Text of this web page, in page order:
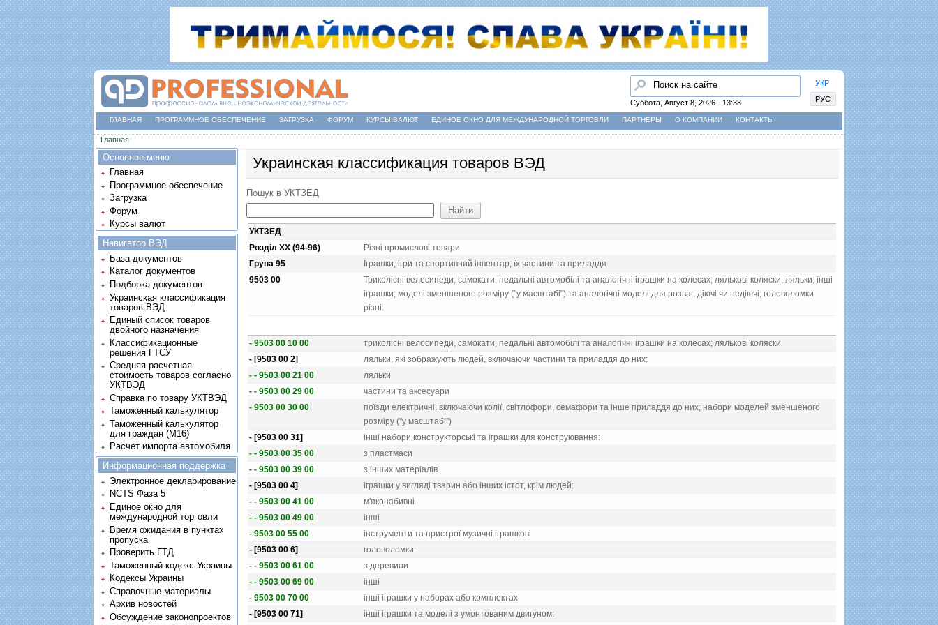
УКР
РУС
Найти
Суббота, Август 8, 2026 - 13:38
ГЛАВНАЯ ПРОГРАММНОЕ ОБЕСПЕЧЕНИЕ ЗАГРУЗКА ФОРУМ КУРСЫ ВАЛЮТ ЕДИНОЕ ОКНО ДЛЯ МЕЖДУНАРОДНОЙ ТОРГОВЛИ ПАРТНЕРЫ О КОМПАНИИ КОНТАКТЫ
Вы здесь
Главная
Украинская классификация товаров ВЭД
Пошук в УКТЗЕД
УКТЗЕД
Розділ XX (94-96)
Рiзнi промисловi товари
Група 95
Iграшки, iгри та спортивний iнвентар; їх частини та приладдя
9503 00
Триколiснi велосипеди, самокати, педальнi автомобiлi та аналогiчнi iграшки на колесах; ляльковi коляски; ляльки; iншi
iграшки; моделi зменшеного розмiру ("у масштабi") та аналогiчнi моделi для розваг, дiючi чи недiючi; головоломки
рiзнi:
- 9503 00 10 00
триколiснi велосипеди, самокати, педальнi автомобiлi та аналогiчнi iграшки на колесах; ляльковi коляски
- [9503 00 2]
ляльки, якi зображують людей, включаючи частини та приладдя до них:
- - 9503 00 21 00
ляльки
- - 9503 00 29 00
частини та аксесуари
- 9503 00 30 00
поїзди електричнi, включаючи колiї, свiтлофори, семафори та iнше приладдя до них; набори моделей зменшеного
розмiру ("у масштабi")
- [9503 00 31]
iншi набори конструкторськi та iграшки для конструювання:
- - 9503 00 35 00
з пластмаси
- - 9503 00 39 00
з iнших матерiалiв
- [9503 00 4]
iграшки у виглядi тварин або iнших iстот, крiм людей:
- - 9503 00 41 00
м'яконабивнi
- - 9503 00 49 00
iншi
- 9503 00 55 00
iнструменти та пристрої музичнi iграшковi
- [9503 00 6]
головоломки:
- - 9503 00 61 00
з деревини
- - 9503 00 69 00
iншi
- 9503 00 70 00
iншi iграшки у наборах або комплектах
- [9503 00 71]
iншi iграшки та моделi з умонтованим двигуном:
Основное меню
Главная
Программное обеспечение
Загрузка
Форум
Курсы валют
Навигатор ВЭД
База документов
Каталог документов
Подборка документов
Украинская классификация
товаров ВЭД
Единый список товаров
двойного назначения
Классификационные
решения ГТСУ
Средняя расчетная
стоимость товаров согласно
УКТВЭД
Справка по товару УКТВЭД
Таможенный калькулятор
Таможенный калькулятор
для граждан (M16)
Расчет импорта автомобиля
Информационная поддержка
Электронное декларирование
NCTS Фаза 5
Единое окно для
международной торговли
Время ожидания в пунктах
пропуска
Проверить ГТД
Таможенный кодекс Украины
Кодексы Украины
Справочные материалы
Архив новостей
Обсуждение законопроектов